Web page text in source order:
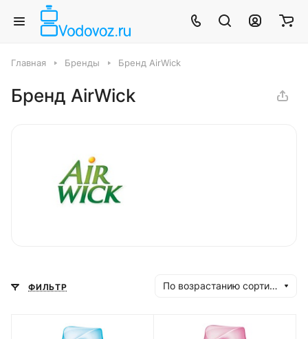
Главная Бренды Бренд AirWick
Бренд AirWick
ФИЛЬТР По возрастанию сортировки